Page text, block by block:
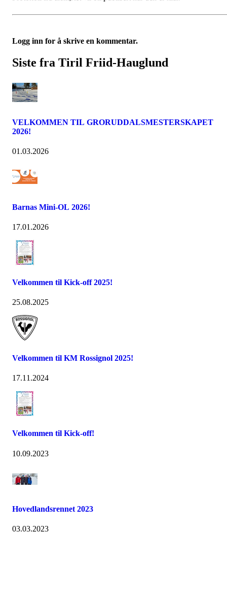
Logg inn for å skrive en kommentar.
Siste fra Tiril Friid-Hauglund
VELKOMMEN TIL GRORUDDALSMESTERSKAPET
2026!
01.03.2026
Barnas Mini-OL 2026!
17.01.2026
Velkommen til Kick-off 2025!
25.08.2025
Velkommen til KM Rossignol 2025!
17.11.2024
Velkommen til Kick-off!
10.09.2023
Hovedlandsrennet 2023
03.03.2023